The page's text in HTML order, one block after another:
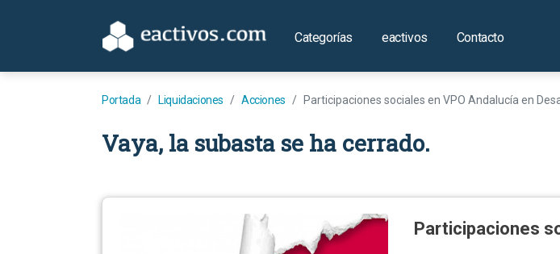
Categorías eactivos Contacto
Portada Liquidaciones Acciones Participaciones sociales en VPO Andalucía en
Vaya, la subasta se ha cerrado.
Participaciones